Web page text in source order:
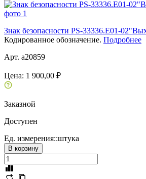
Знак безопасности PS-33336.E01-
Кодированное обозначение. Подробнее
Арт. a20859
Цена: 1 900,00 ₽
Заказной
Доступен
Ед. измерения::штука
В корзину